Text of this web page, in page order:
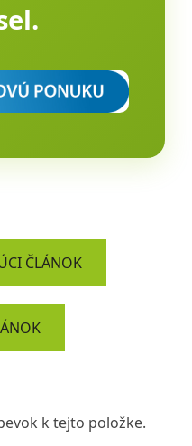
ČLÁNOK
k tejto položke.